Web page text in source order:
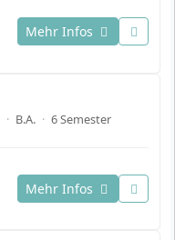
Mehr Infos
· B.A. · 6 Semester
Mehr Infos